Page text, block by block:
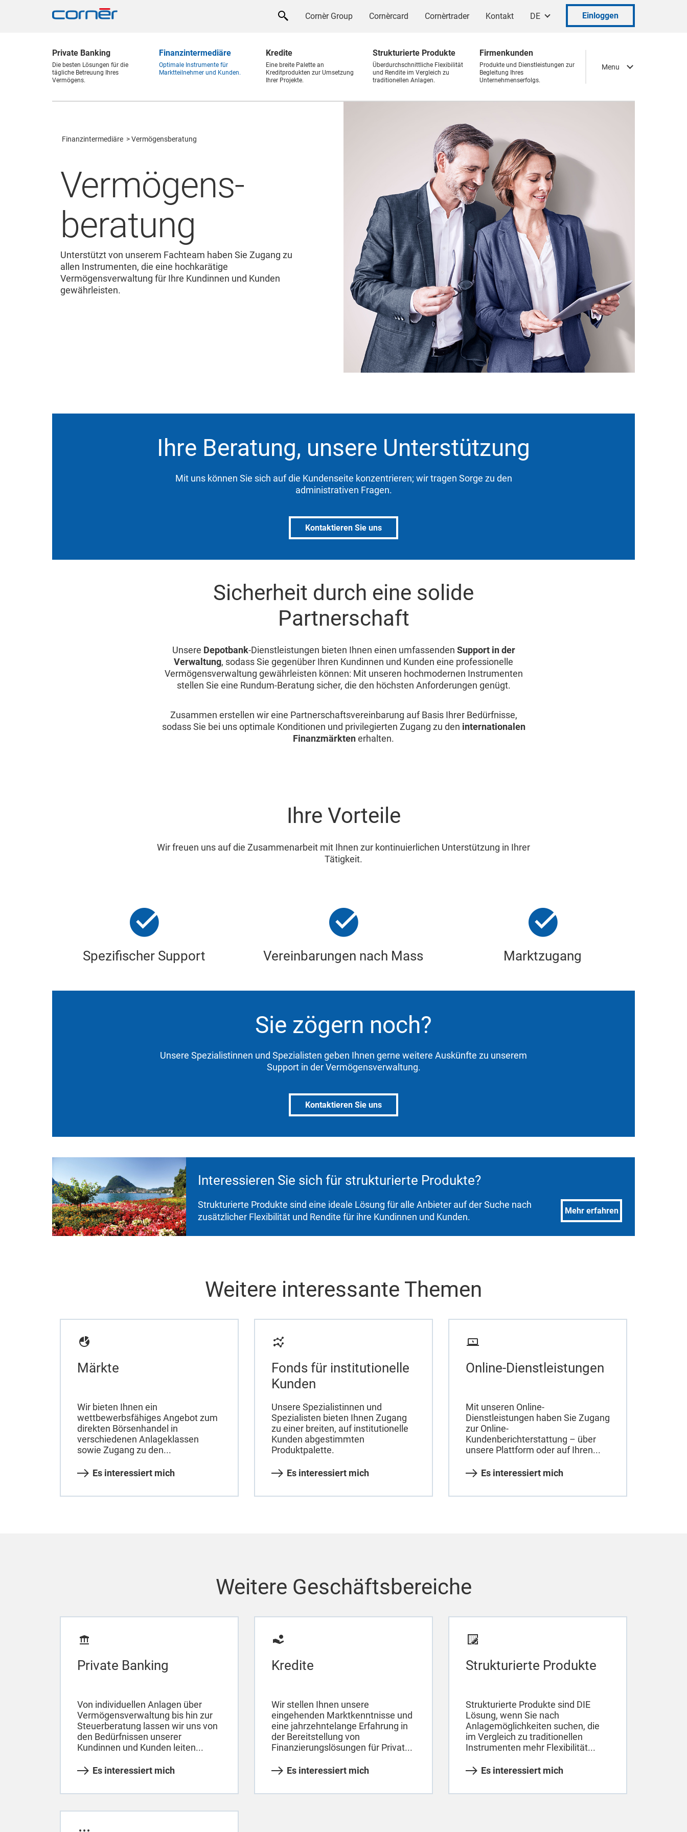
Cornèr Group Cornèrcard Cornèrtrader Kontakt DE Einloggen
Menu
Private Banking
Die besten Lösungen für die
tägliche Betreuung Ihres
Vermögens.
Finanzintermediäre
Optimale Instrumente für
Marktteilnehmer und Kunden.
Kredite
Eine breite Palette an
Kreditprodukten zur Umsetzung
Ihrer Projekte.
Strukturierte Produkte
Überdurchschnittliche Flexibilität
und Rendite im Vergleich zu
traditionellen Anlagen.
Firmenkunden
Produkte und Dienstleistungen zur
Begleitung Ihres
Unternehmenserfolgs.
Finanzintermediäre Vermögensberatung
Vermögens-
beratung
Unterstützt von unserem Fachteam haben Sie Zugang zu
allen Instrumenten, die eine hochkarätige
Vermögensverwaltung für Ihre Kundinnen und Kunden
gewährleisten.
Ihre Beratung, unsere Unterstützung
Mit uns können Sie sich auf die Kundenseite konzentrieren; wir tragen Sorge zu den
administrativen Fragen.
Kontaktieren Sie uns
Sicherheit durch eine solide
Partnerschaft
Unsere Depotbank-Dienstleistungen bieten Ihnen einen umfassenden Support in der
Verwaltung, sodass Sie gegenüber Ihren Kundinnen und Kunden eine professionelle
Vermögensverwaltung gewährleisten können: Mit unseren hochmodernen Instrumenten
stellen Sie eine Rundum-Beratung sicher, die den höchsten Anforderungen genügt.
Zusammen erstellen wir eine Partnerschaftsvereinbarung auf Basis Ihrer Bedürfnisse,
sodass Sie bei uns optimale Konditionen und privilegierten Zugang zu den internationalen
Finanzmärktenerhalten.
Ihre Vorteile
Wir freuen uns auf die Zusammenarbeit mit Ihnen zur kontinuierlichen Unterstützung in Ihrer
Tätigkeit.
Spezifischer Support Vereinbarungen nach Mass Marktzugang
Sie zögern noch?
Unsere Spezialistinnen und Spezialisten geben Ihnen gerne weitere Auskünfte zu unserem
Support in der Vermögensverwaltung.
Kontaktieren Sie uns
Interessieren Sie sich für strukturierte Produkte?
Strukturierte Produkte sind eine ideale Lösung für alle Anbieter auf der Suche nach
zusätzlicher Flexibilität und Rendite für ihre Kundinnen und Kunden.
Mehr erfahren
Weitere interessante Themen
Märkte
Wir bieten Ihnen ein
wettbewerbsfähiges Angebot zum
direkten Börsenhandel in
verschiedenen Anlageklassen
sowie Zugang zu den...
Es interessiert mich
Fonds für institutionelle
Kunden
Unsere Spezialistinnen und
Spezialisten bieten Ihnen Zugang
zu einer breiten, auf institutionelle
Kunden abgestimmten
Produktpalette.
Es interessiert mich
Online-Dienstleistungen
Mit unseren Online-
Dienstleistungen haben Sie Zugang
zur Online-
Kundenberichterstattung – über
unsere Plattform oder auf Ihren...
Es interessiert mich
Weitere Geschäftsbereiche
Private Banking
Von individuellen Anlagen über
Vermögensverwaltung bis hin zur
Steuerberatung lassen wir uns von
den Bedürfnissen unserer
Kundinnen und Kunden leiten...
Es interessiert mich
Kredite
Wir stellen Ihnen unsere
eingehenden Marktkenntnisse und
eine jahrzehntelange Erfahrung in
der Bereitstellung von
Finanzierungslösungen für Privat...
Es interessiert mich
Strukturierte Produkte
Strukturierte Produkte sind DIE
Lösung, wenn Sie nach
Anlagemöglichkeiten suchen, die
im Vergleich zu traditionellen
Instrumenten mehr Flexibilität...
Es interessiert mich